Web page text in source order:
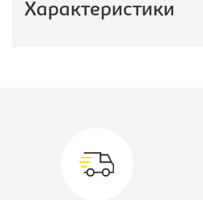
Характеристики
Вид кровати: